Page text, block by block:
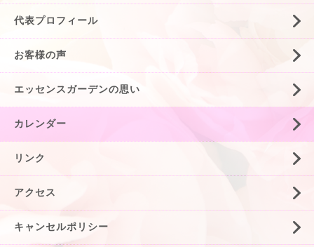
代表プロフィール
お客様の声
エッセンスガーデンの思い
カレンダー
リンク
アクセス
キャンセルポリシー